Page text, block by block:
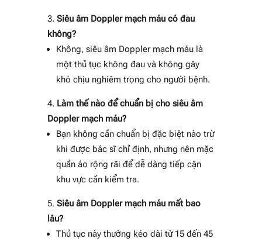
Siêu âm Doppler mạch máu có đau
không?
Không, siêu âm Doppler mạch máu là
một thủ tục không đau và không gây
khó chịu nghiêm trọng cho người bệnh.
Làm thế nào để chuẩn bị cho siêu âm
Doppler mạch máu?
Bạn không cần chuẩn bị đặc biệt nào trừ
khi được bác sĩ chỉ định, nhưng nên mặc
quần áo rộng rãi để dễ dàng tiếp cận
khu vực cần kiểm tra.
Siêu âm Doppler mạch máu mất bao
lâu?
Thủ tục này thường kéo dài từ 15 đến 45